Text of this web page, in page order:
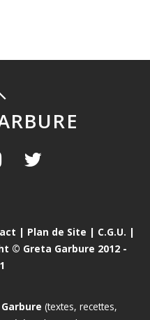
| Plan de Site | C.G.U. |
© Greta Garbure 2012 -
(textes, recettes,